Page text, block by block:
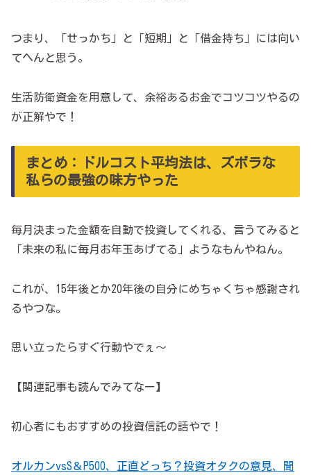
つまり、「せっかち」と「短期」と「借金持ち」には向い
てへんと思う。
生活防衛資金を用意して、余裕あるお金でコツコツやるの
が正解やで！
まとめ：ドルコスト平均法は、ズボラな
私らの最強の味方やった
毎月決まった金額を自動で投資してくれる、言うてみると
「未来の私に毎月お年玉あげてる」ようなもんやねん。
これが、15年後とか20年後の自分にめちゃくちゃ感謝され
るやつな。
思い立ったらすぐ行動やでぇ～
【関連記事も読んでみてなー】
初心者にもおすすめの投資信託の話やで！
オルカンvsS＆P500、正直どっち？投資オタクの意見、聞